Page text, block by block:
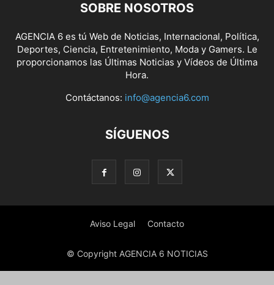
SOBRE NOSOTROS
AGENCIA 6 es tú Web de Noticias, Internacional, Política,
Deportes, Ciencia, Entretenimiento, Moda y Gamers. Le
proporcionamos las Últimas Noticias y Vídeos de Última
Hora.
Contáctanos: info@agencia6.com
SÍGUENOS
Aviso Legal Contacto
© Copyright AGENCIA 6 NOTICIAS